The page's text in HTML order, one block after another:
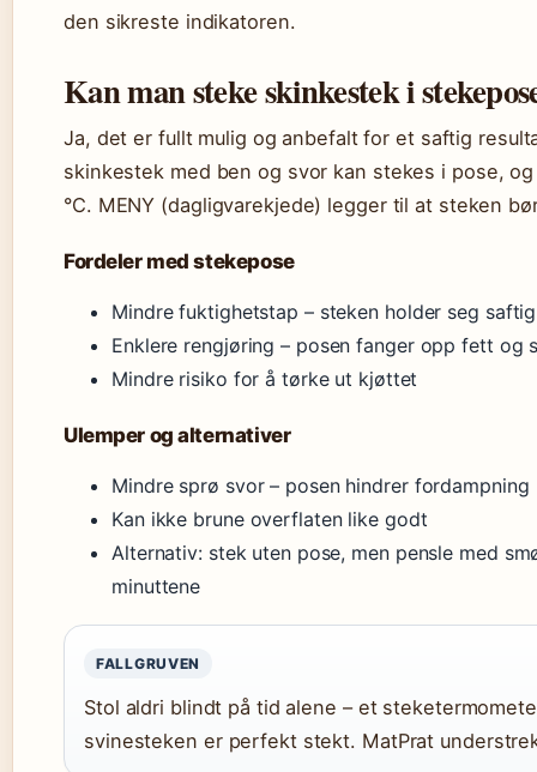
den sikreste indikatoren.
Kan man steke skinkestek i
Ja, det er fullt mulig og anbefalt for et saftig
skinkestek med ben og svor kan stekes i pose,
°C. MENY (dagligvarekjede) legger til at steken
Fordeler med stekepose
Mindre fuktighetstap – steken holder seg
Enklere rengjøring – posen fanger opp fett og
Mindre risiko for å tørke ut kjøttet
Ulemper og alternativer
Mindre sprø svor – posen hindrer fordampning
Kan ikke brune overflaten like godt
Alternativ: stek uten pose, men pensle med
minuttene
FALLGRUVEN
Stol aldri blindt på tid alene – et
svinesteken er perfekt stekt. MatPrat